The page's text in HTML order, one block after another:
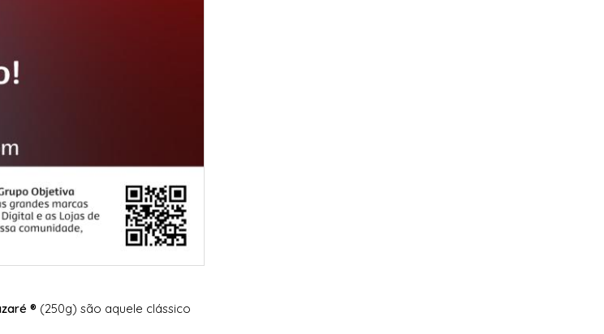
® (250g) são aquele clássico